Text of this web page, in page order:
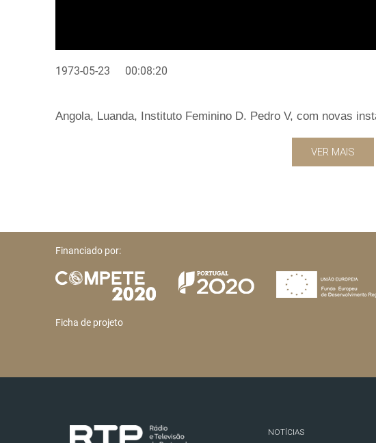
1973-05-23 00:08:20
Angola, Luanda, Instituto Feminino D. Pedro V, com novas
VER MAIS
Financiado por:
Ficha de projeto
NOTÍCIAS